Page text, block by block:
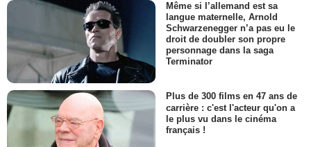
Même si l’allemand est sa
langue maternelle, Arnold
Schwarzenegger n’a pas eu le
droit de doubler son propre
personnage dans la saga
Terminator
Plus de 300 films en 47 ans de
carrière : c'est l'acteur qu'on a
le plus vu dans le cinéma
français !